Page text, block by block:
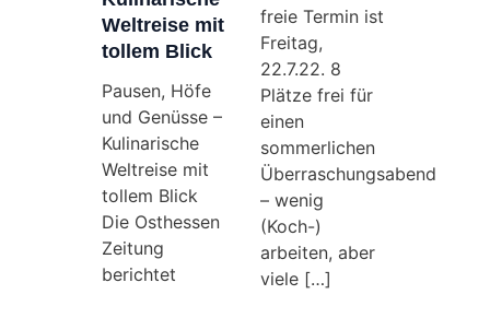
Weltreise mit
tollem Blick
Pausen, Höfe
und Genüsse –
Kulinarische
Weltreise mit
tollem Blick
Die Osthessen
Zeitung
berichtet
freie Termin ist
Freitag,
22.7.22. 8
Plätze frei für
einen
sommerlichen
Überraschungsabend
– wenig
(Koch-)
arbeiten, aber
viele […]